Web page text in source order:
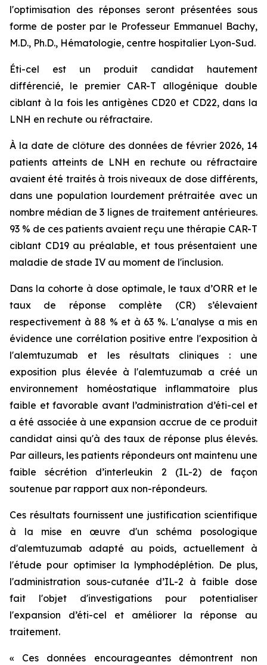
l'optimisation des réponses seront présentées sous
forme de poster par le Professeur Emmanuel Bachy,
M.D., Ph.D., Hématologie, centre hospitalier Lyon-Sud.
Éti-cel est un produit candidat hautement
différencié, le premier CAR-T allogénique double
ciblant à la fois les antigènes CD20 et CD22, dans la
LNH en rechute ou réfractaire.
À la date de clôture des données de février 2026, 14
patients atteints de LNH en rechute ou réfractaire
avaient été traités à trois niveaux de dose différents,
dans une population lourdement prétraitée avec un
nombre médian de 3 lignes de traitement antérieures.
93 % de ces patients avaient reçu une thérapie CAR-T
ciblant CD19 au préalable, et tous présentaient une
maladie de stade IV au moment de l'inclusion.
Dans la cohorte à dose optimale, le taux d’ORR et le
taux de réponse complète (CR) s’élevaient
respectivement à 88 % et à 63 %. L'analyse a mis en
évidence une corrélation positive entre l'exposition à
l'alemtuzumab et les résultats cliniques : une
exposition plus élevée à l'alemtuzumab a créé un
environnement homéostatique inflammatoire plus
faible et favorable avant l’administration d’éti-cel et
a été associée à une expansion accrue de ce produit
candidat ainsi qu'à des taux de réponse plus élevés.
Par ailleurs, les patients répondeurs ont maintenu une
faible sécrétion d’interleukin 2 (IL-2) de façon
soutenue par rapport aux non-répondeurs.
Ces résultats fournissent une justification scientifique
à la mise en œuvre d'un schéma posologique
d'alemtuzumab adapté au poids, actuellement à
l'étude pour optimiser la lymphodéplétion. De plus,
l'administration sous-cutanée d’IL-2 à faible dose
fait l'objet d'investigations pour potentialiser
l'expansion d’éti-cel et améliorer la réponse au
traitement.
« Ces données encourageantes démontrent non